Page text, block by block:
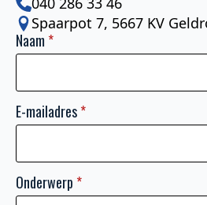
Spaarpot 7, 5667 KV
Naam *
E-mailadres*
Onderwerp *